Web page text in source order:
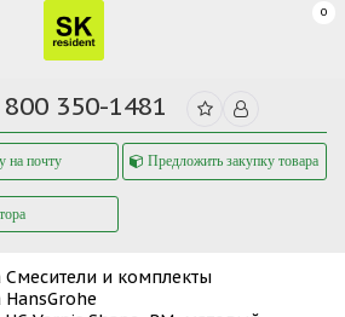
0
350-1481
на почту Предложить закупку товара
Смесители и комплекты